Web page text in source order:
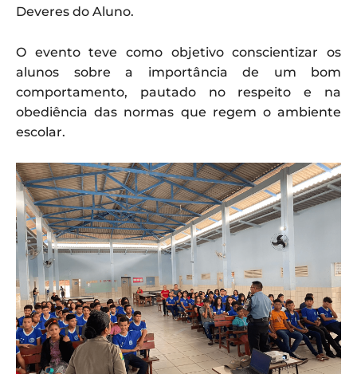
Deveres do Aluno.
O evento teve como objetivo conscientizar os
alunos sobre a importância de um bom
comportamento, pautado no respeito e na
obediência das normas que regem o ambiente
escolar.